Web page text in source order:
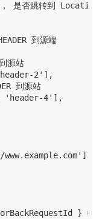
是否跳转到 Location
到源端
源站
2'],
到源站
'header-4'],
} =